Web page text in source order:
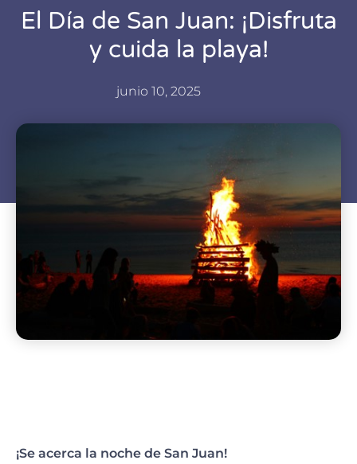
El Día de San Juan: ¡Disfruta
y cuida la playa!
junio 10, 2025
¡Se acerca la noche de San Juan!